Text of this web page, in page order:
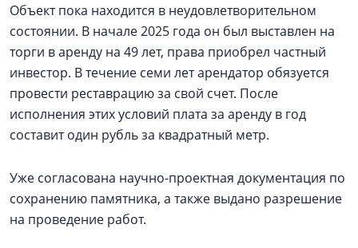
Объект пока находится в неудовлетворительном
состоянии. В начале 2025 года он был выставлен на
торги в аренду на 49 лет, права приобрел частный
инвестор. В течение семи лет арендатор обязуется
провести реставрацию за свой счет. После
исполнения этих условий плата за аренду в год
составит один рубль за квадратный метр.
Уже согласована научно-проектная документация по
сохранению памятника, а также выдано разрешение
на проведение работ.